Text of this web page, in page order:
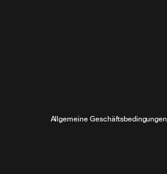
Allgemeine Geschäftsbedingungen